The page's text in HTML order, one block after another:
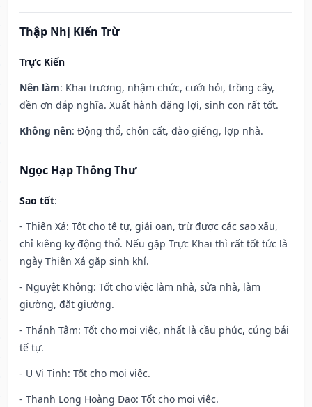
Thập Nhị Kiến Trừ
Trực Kiến
Nên làm: Khai trương, nhậm chức, cưới hỏi, trồng cây,
đền ơn đáp nghĩa. Xuất hành đặng lợi, sinh con rất tốt.
Không nên: Động thổ, chôn cất, đào giếng, lợp nhà.
Ngọc Hạp Thông Thư
Sao tốt:
- Thiên Xá: Tốt cho tế tự, giải oan, trừ được các sao xấu,
chỉ kiêng kỵ động thổ. Nếu gặp Trực Khai thì rất tốt tức là
ngày Thiên Xá gặp sinh khí.
- Nguyệt Không: Tốt cho việc làm nhà, sửa nhà, làm
giường, đặt giường.
- Thánh Tâm: Tốt cho mọi việc, nhất là cầu phúc, cúng bái
tế tự.
- U Vi Tinh: Tốt cho mọi việc.
- Thanh Long Hoàng Đạo: Tốt cho mọi việc.